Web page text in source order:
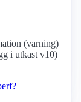
(varning)
i utkast v10)